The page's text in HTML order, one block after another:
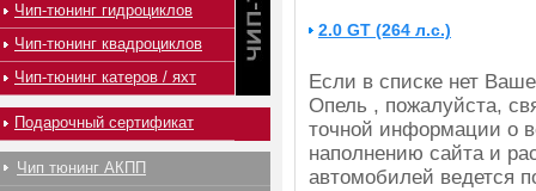
2.0 GT (264 л.с.)
Если в списке нет
Опель , пожалуйста,
точной информации о
наполнению сайта и
автомобилей ведется
Чип-тюнинг гидроциклов
Чип-тюнинг квадроциклов
Чип-тюнинг катеров / яхт
Подарочный сертификат
Чип тюнинг АКПП